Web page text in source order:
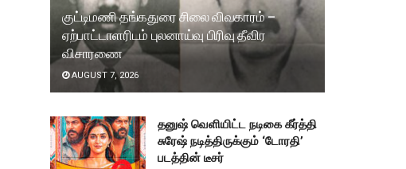
குட்டிமணி தங்கதுரை சிலை விவகாரம் –
ஏற்பாட்டாளரிடம் புலனாய்வு பிரிவு தீவிர
விசாரணை
AUGUST 7, 2026
தனுஷ் வெளியிட்ட நடிகை கீர்த்தி
சுரேஷ் நடித்திருக்கும் ‘டோரதி’
படத்தின் டீசர்